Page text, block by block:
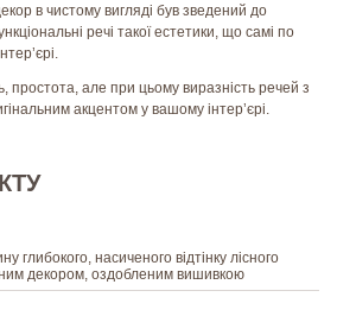
в чистому вигляді був зведений до
речі такої естетики, що самі по
простота, але при цьому виразність речей з
акцентом у вашому інтер’єрі.
глибокого, насиченого відтінку лісного
декором, оздобленим вишивкою